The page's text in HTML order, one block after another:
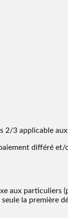
3 applicable aux
différé
aux particuliers
la première